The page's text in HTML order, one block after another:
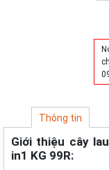
Thông tin
Giới thiệu cây
in1 KG 99R: